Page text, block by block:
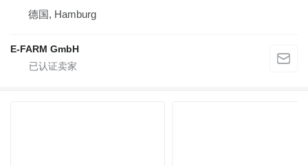
德国, Hamburg
E-FARM GmbH